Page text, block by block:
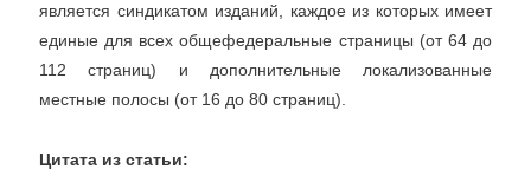
является синдикатом изданий, каждое из которых имеет
единые для всех общефедеральные страницы (от 64 до
112 страниц) и дополнительные локализованные
местные полосы (от 16 до 80 страниц).
Цитата из статьи: